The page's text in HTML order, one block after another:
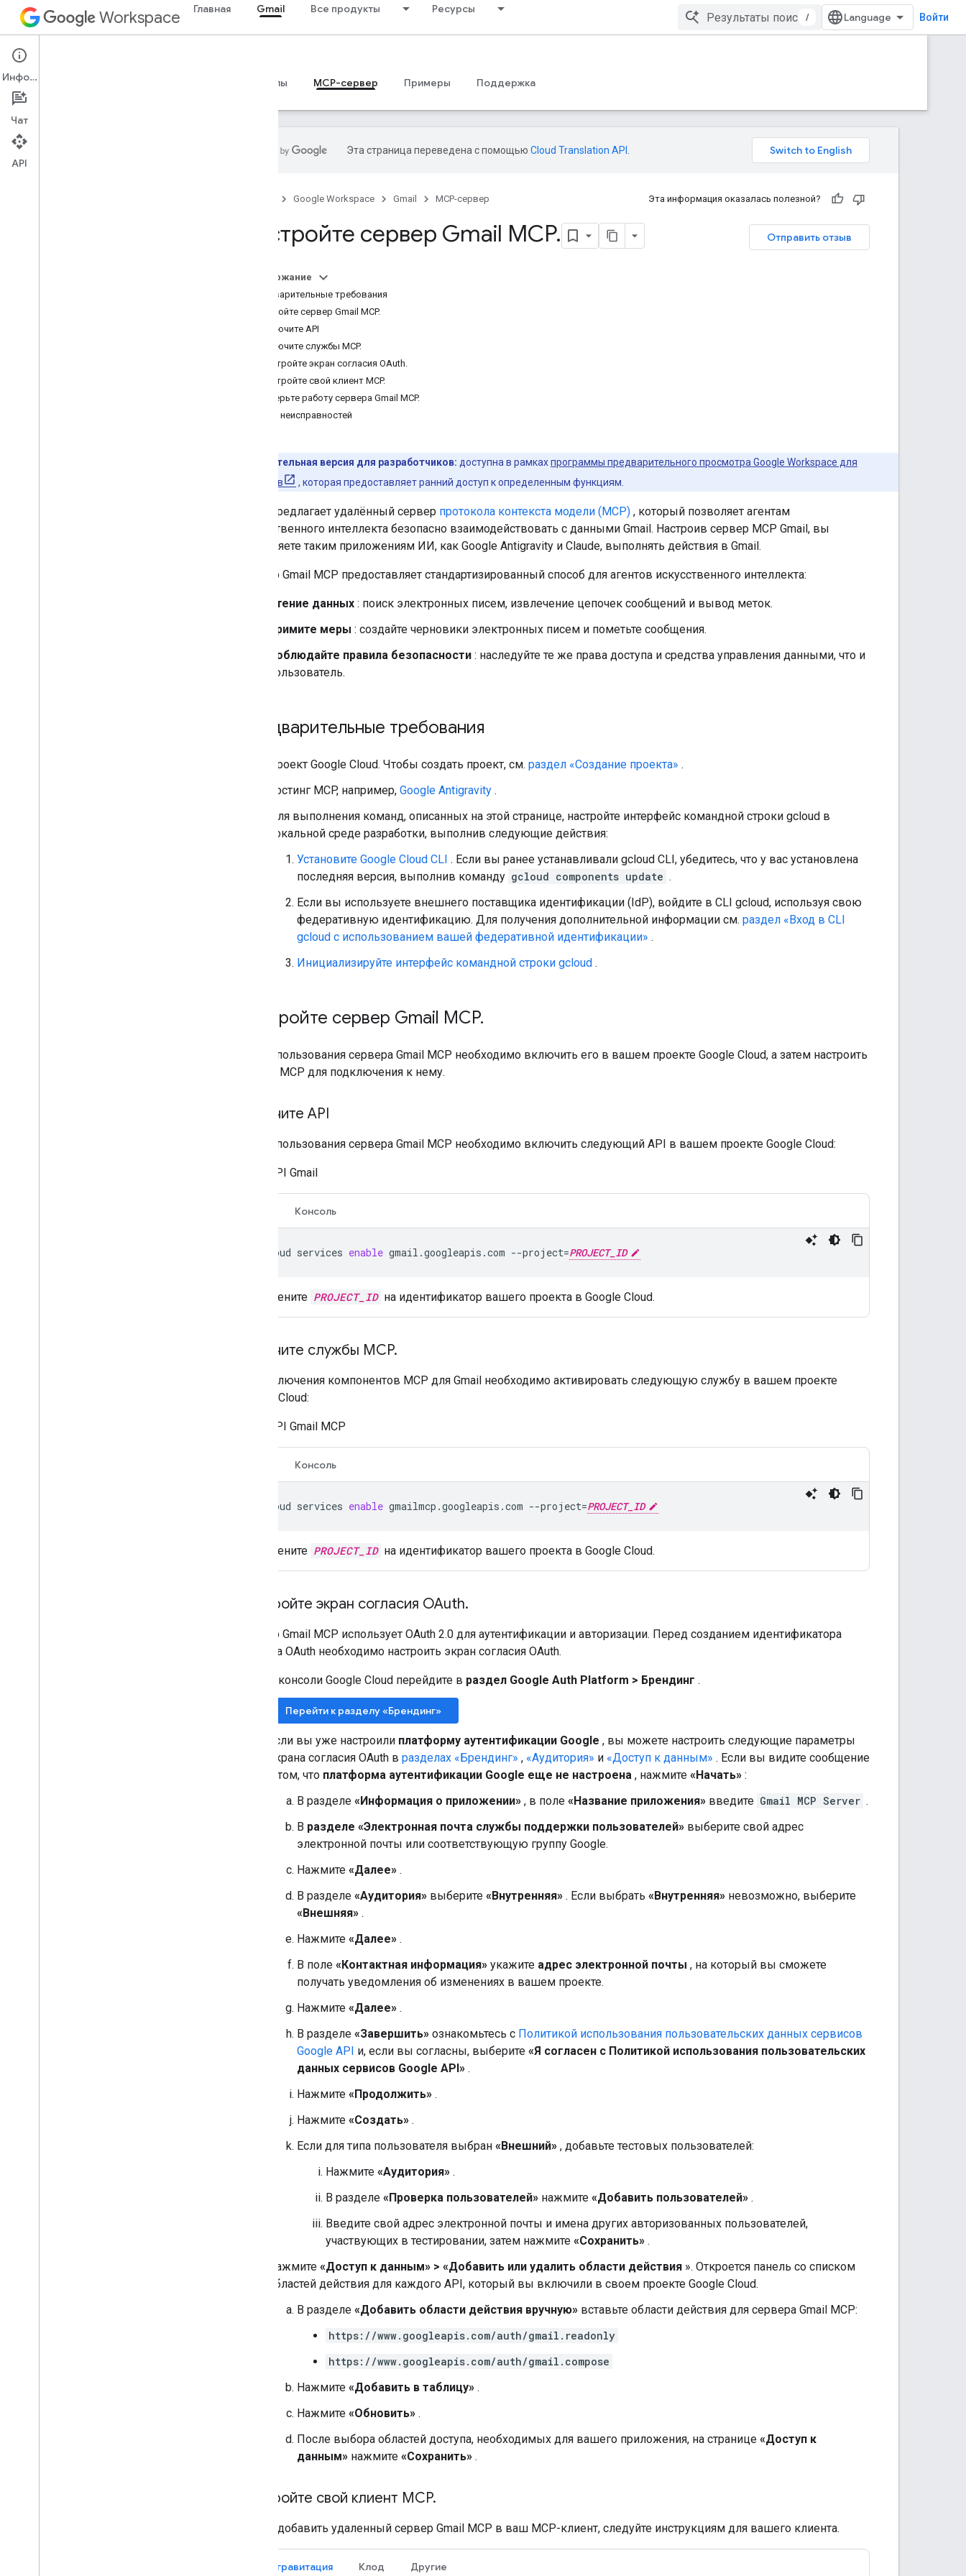
Workspace Главная Gmail Все продукты Ресурсы
/ Войти
Gmail
Обзор Справочные материалы MCP-сервер Примеры Поддержка
Эта страница переведена с помощью Cloud Translation API
Google Workspace Gmail MCP-сервер Эта информация оказалась полезной?
Отправить отзыв
Настройте сервер Gmail MCP.
Содержание
Предварительные требования
Настройте сервер Gmail MCP.
Включите API
Включите службы MCP.
Настройте экран согласия OAuth.
Настройте свой клиент MCP.
Проверьте работу сервера Gmail MCP.
Поиск неисправностей
Предварительная версия для разработчиков: доступна в рамкахпрограммы предварительного просмотра Google Workspace для
разработчиков
, которая предоставляет ранний доступ к определенным функциям.
Gmail предлагает удалённый сервер протокола контекста модели (MCP) , который позволяет агентам
искусственного интеллекта безопасно взаимодействовать с данными Gmail. Настроив сервер MCP Gmail, вы
позволяете таким приложениям ИИ, как Google Antigravity и Claude, выполнять действия в Gmail.
Сервер Gmail MCP предоставляет стандартизированный способ для агентов искусственного интеллекта:
Чтение данных : поиск электронных писем, извлечение цепочек сообщений и вывод меток.
Примите меры : создайте черновики электронных писем и пометьте сообщения.
Соблюдайте правила безопасности : наследуйте те же права доступа и средства управления данными, что и
пользователь.
Предварительные требования
Проект Google Cloud. Чтобы создать проект, см. раздел «Создание проекта» .
Хостинг MCP, например, Google Antigravity .
Для выполнения команд, описанных на этой странице, настройте интерфейс командной строки gcloud в
локальной среде разработки, выполнив следующие действия:
Установите Google Cloud CLI . Если вы ранее устанавливали gcloud CLI, убедитесь, что у вас установлена ​​
последняя версия, выполнив команду gcloud components update .
Если вы используете внешнего поставщика идентификации (IdP), войдите в CLI gcloud, используя свою
федеративную идентификацию. Для получения дополнительной информации см. раздел «Вход в CLI
gcloud с использованием вашей федеративной идентификации» .
Инициализируйте интерфейс командной строки gcloud .
Настройте сервер Gmail MCP.
Для использования сервера Gmail MCP необходимо включить его в вашем проекте Google Cloud, а затем настроить
клиент MCP для подключения к нему.
Включите API
Для использования сервера Gmail MCP необходимо включить следующий API в вашем проекте Google Cloud:
API Gmail
Консоль
gcloud services enable gmail.googleapis.com --project=PROJECT_ID
Замените PROJECT_ID на идентификатор вашего проекта в Google Cloud.
Включите службы MCP.
Для включения компонентов MCP для Gmail необходимо активировать следующую службу в вашем проекте
Google Cloud:
API Gmail MCP
Консоль
gcloud services enable gmailmcp.googleapis.com --project=PROJECT_ID
Замените PROJECT_ID на идентификатор вашего проекта в Google Cloud.
Настройте экран согласия OAuth.
Сервер Gmail MCP использует OAuth 2.0 для аутентификации и авторизации. Перед созданием идентификатора
клиента OAuth необходимо настроить экран согласия OAuth.
В консоли Google Cloud перейдите в раздел Google Auth Platform > Брендинг .
Перейти к разделу «Брендинг»
Если вы уже настроили платформу аутентификации Google , вы можете настроить следующие параметры
экрана согласия OAuth в разделах «Брендинг» , «Аудитория» и «Доступ к данным» . Если вы видите сообщение
о том, что платформа аутентификации Google еще не настроена , нажмите «Начать» :
В разделе «Информация о приложении» , в поле «Название приложения» введите Gmail MCP Server .
В разделе «Электронная почта службы поддержки пользователей» выберите свой адрес
электронной почты или соответствующую группу Google.
Нажмите «Далее» .
В разделе «Аудитория» выберите «Внутренняя» . Если выбрать «Внутренняя» невозможно, выберите
«Внешняя» .
Нажмите «Далее» .
В поле «Контактная информация» укажите адрес электронной почты , на который вы сможете
получать уведомления об изменениях в вашем проекте.
Нажмите «Далее» .
В разделе «Завершить» ознакомьтесь с Политикой использования пользовательских данных сервисов
Google API и, если вы согласны, выберите «Я согласен с Политикой использования пользовательских
данных сервисов Google API» .
Нажмите «Продолжить» .
Нажмите «Создать» .
Если для типа пользователя выбран «Внешний» , добавьте тестовых пользователей:
Нажмите «Аудитория» .
В разделе «Проверка пользователей» нажмите «Добавить пользователей» .
Введите свой адрес электронной почты и имена других авторизованных пользователей,
участвующих в тестировании, затем нажмите «Сохранить» .
Нажмите «Доступ к данным» > «Добавить или удалить области действия ». Откроется панель со списком
областей действия для каждого API, который вы включили в своем проекте Google Cloud.
В разделе «Добавить области действия вручную» вставьте области действия для сервера Gmail MCP:
https://www.googleapis.com/auth/gmail.readonly
https://www.googleapis.com/auth/gmail.compose
Нажмите «Добавить в таблицу» .
Нажмите «Обновить» .
После выбора областей доступа, необходимых для вашего приложения, на странице «Доступ к
данным» нажмите «Сохранить» .
Настройте свой клиент MCP.
Чтобы добавить удаленный сервер Gmail MCP в ваш MCP-клиент, следуйте инструкциям для вашего клиента.
Антигравитация Клод Другие
Информация
Чат
API